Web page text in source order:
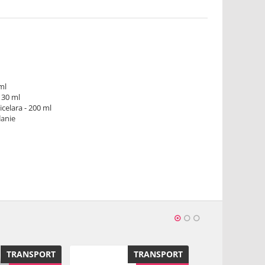
ml
- 200 ml
imbunatateste circulatia, reduce roseata si
pentru ten. Accelereaza regenerarea colagenului
de castan, pentavitina, pantenol. Fara parfum, ulei de
TRANSPORT TRANSPORT